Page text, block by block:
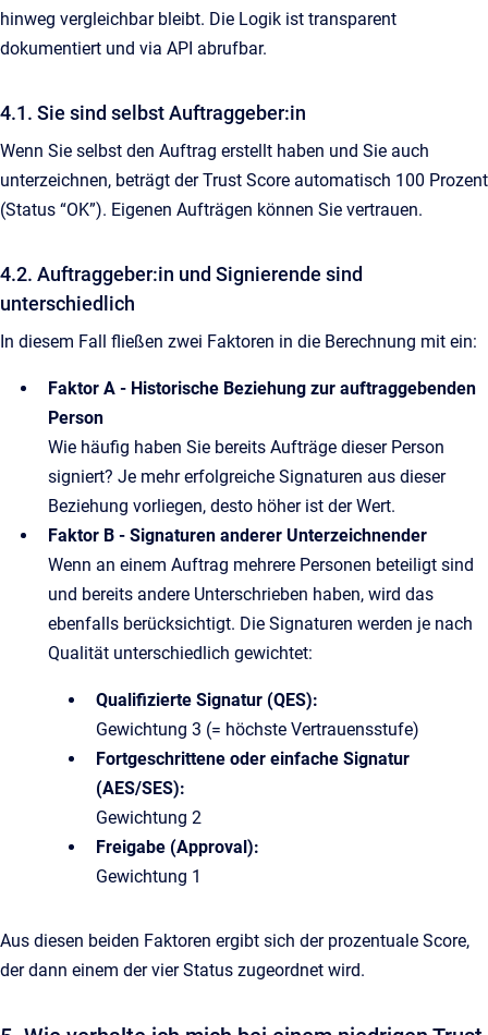
hinweg vergleichbar bleibt. Die Logik ist transparent
dokumentiert und via API abrufbar.
4.1. Sie sind selbst Auftraggeber:in
Wenn Sie selbst den Auftrag erstellt haben und Sie auch
unterzeichnen, beträgt der Trust Score automatisch 100 Prozent
(Status “OK”). Eigenen Aufträgen können Sie vertrauen.
4.2. Auftraggeber:in und Signierende sind
unterschiedlich
In diesem Fall fließen zwei Faktoren in die Berechnung mit ein:
Faktor A - Historische Beziehung zur auftraggebenden
Person
Wie häufig haben Sie bereits Aufträge dieser Person
signiert? Je mehr erfolgreiche Signaturen aus dieser
Beziehung vorliegen, desto höher ist der Wert.
Faktor B - Signaturen anderer Unterzeichnender
Wenn an einem Auftrag mehrere Personen beteiligt sind
und bereits andere Unterschrieben haben, wird das
ebenfalls berücksichtigt. Die Signaturen werden je nach
Qualität unterschiedlich gewichtet:
Qualifizierte Signatur (QES):
Gewichtung 3 (= höchste Vertrauensstufe)
Fortgeschrittene oder einfache Signatur
(AES/SES):
Gewichtung 2
Freigabe (Approval):
Gewichtung 1
Aus diesen beiden Faktoren ergibt sich der prozentuale Score,
der dann einem der vier Status zugeordnet wird.